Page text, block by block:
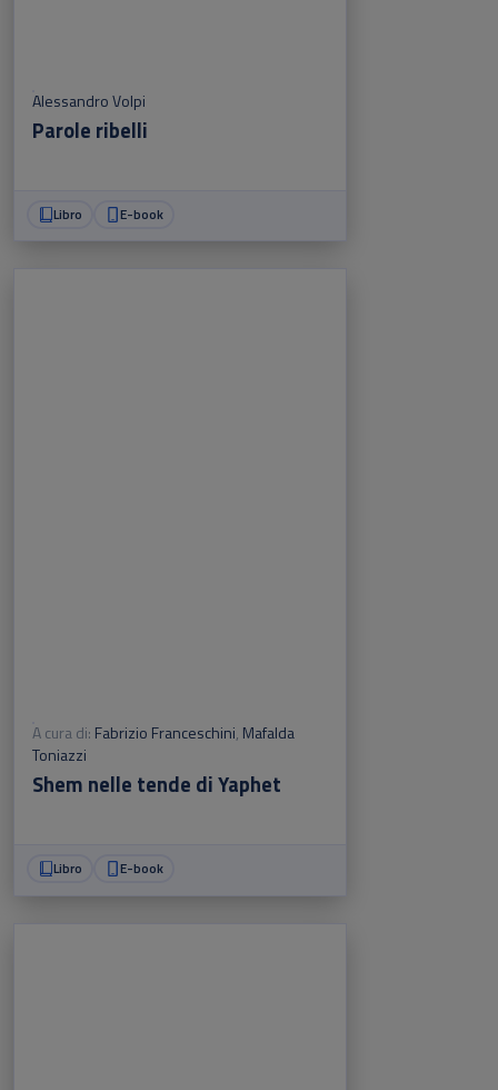
Alessandro Volpi
Parole ribelli
Libro E-book
A cura di: Fabrizio Franceschini, Mafalda
Toniazzi
Shem nelle tende di Yaphet
Libro E-book